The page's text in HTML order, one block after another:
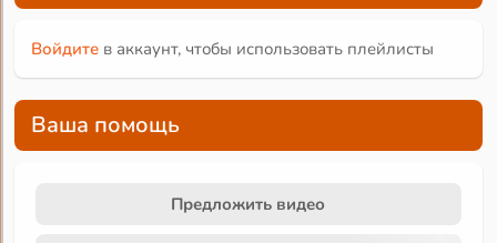
Войдите в аккаунт, чтобы использовать плейлисты
Ваша помощь
Предложить видео